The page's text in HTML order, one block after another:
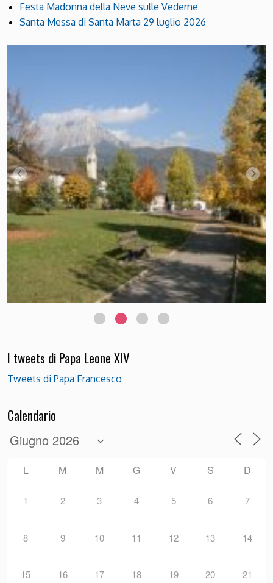
Festa Madonna della Neve sulle Vederne
Santa Messa di Santa Marta 29 luglio 2026
I tweets di Papa Leone XIV
Tweets di Papa Francesco
Calendario
L M M G V S D
1 2 3 4 5 6 7
8 9 10 11 12 13 14
15 16 17 18 19 20 21